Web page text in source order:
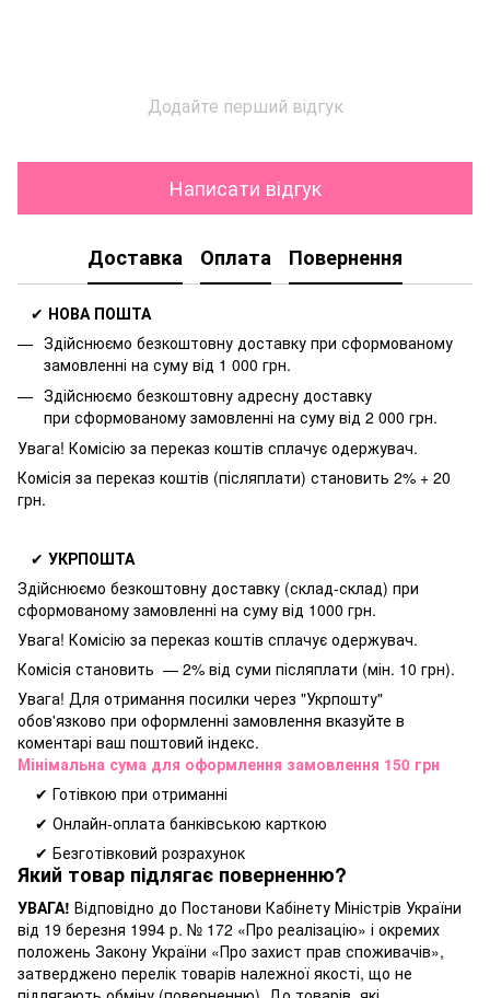
Додайте перший відгук
Написати відгук
Доставка Оплата Повернення
✔ НОВА ПОШТА
Здійснюємо безкоштовну доставку при сформованому
замовленні на суму від 1 000 грн.
Здійснюємо безкоштовну адресну доставку
при сформованому замовленні на суму від 2 000 грн.
Увага! Комісію за переказ коштів сплачує одержувач.
Комісія за переказ коштів (післяплати) становить 2% + 20
грн.
✔ УКРПОШТА
Здійснюємо безкоштовну доставку (склад-склад) при
сформованому замовленні на суму від 1000 грн.
Увага! Комісію за переказ коштів сплачує одержувач.
Комісія становить — 2% від суми післяплати (мін. 10 грн).
Увага! Для отримання посилки через "Укрпошту"
обов'язково при оформленні замовлення вказуйте в
коментарі ваш поштовий індекс.
Мінімальна сума для оформлення замовлення 150 грн
✔ Готівкою при отриманні
✔ Онлайн-оплата банківською карткою
✔ Безготівковий розрахунок
Який товар підлягає поверненню?
УВАГА! Відповідно до Постанови Кабінету Міністрів України
від 19 березня 1994 р. № 172 «Про реалізацію» і окремих
положень Закону України «Про захист прав споживачів»,
затверджено перелік товарів належної якості, що не